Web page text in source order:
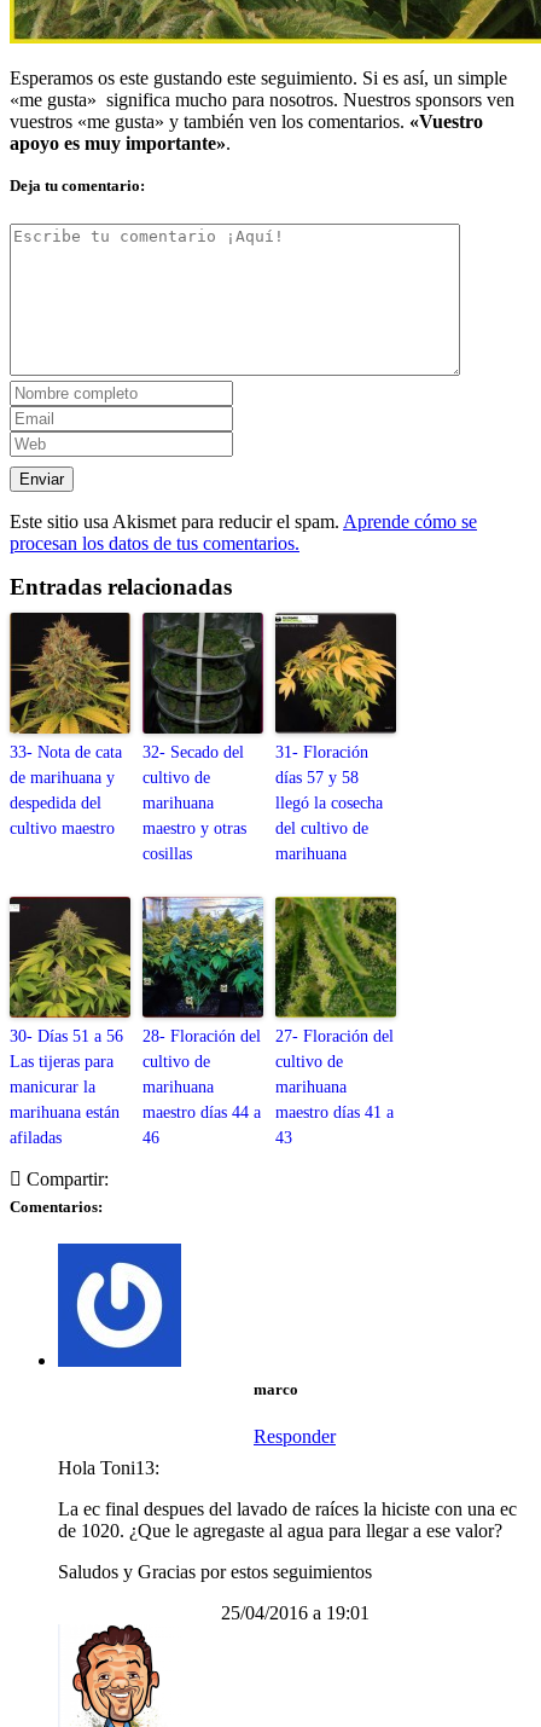
Esperamos os este gustando este seguimiento. Si es así, un simple
«me gusta» significa mucho para nosotros. Nuestros sponsors ven
vuestros «me gusta» y también ven los comentarios. «Vuestro
apoyo es muy importante».
Deja tu comentario:
Este sitio usa Akismet para reducir el spam. Aprende cómo se
procesan los datos de tus comentarios.
Entradas relacionadas
33- Nota de cata
de marihuana y
despedida del
cultivo maestro
32- Secado del
cultivo de
marihuana
maestro y otras
cosillas
31- Floración
días 57 y 58
llegó la cosecha
del cultivo de
marihuana
30- Días 51 a 56
Las tijeras para
manicurar la
marihuana están
afiladas
28- Floración del
cultivo de
marihuana
maestro días 44 a
46
27- Floración del
cultivo de
marihuana
maestro días 41 a
43
Compartir:
Comentarios:
marco
Responder
Hola Toni13:
La ec final despues del lavado de raíces la hiciste con una ec
de 1020. ¿Que le agregaste al agua para llegar a ese valor?
Saludos y Gracias por estos seguimientos
25/04/2016 a 19:01